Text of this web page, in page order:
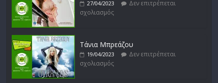
σχολιασμός
27/04/2023
Δεν επιτρέπεται
σχολιασμός
Τάνια Μπρεάζου
19/04/2023
Δεν επιτρέπεται
σχολιασμός